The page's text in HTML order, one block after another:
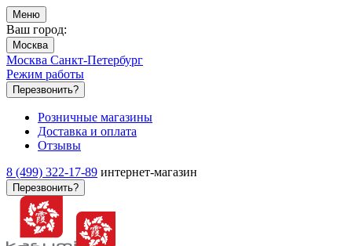
Меню
Ваш город:
Москва
Москва Санкт-Петербург
Режим работы
Перезвонить?
Розничные магазины
Доставка и оплата
Отзывы
8 (499) 322-17-89 интернет-магазин
Перезвонить?